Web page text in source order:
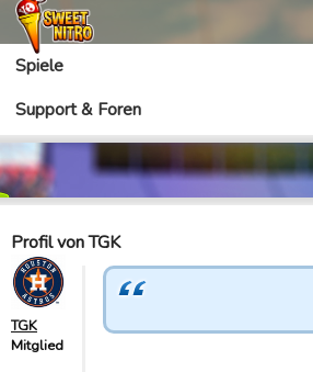
Spiele
Support & Foren
Profil von TGK
TGK
Mitglied